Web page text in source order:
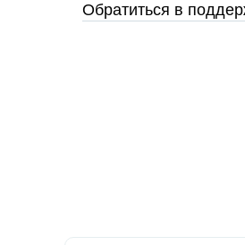
Обратиться в